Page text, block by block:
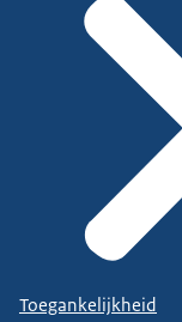
Toegankelijkheid